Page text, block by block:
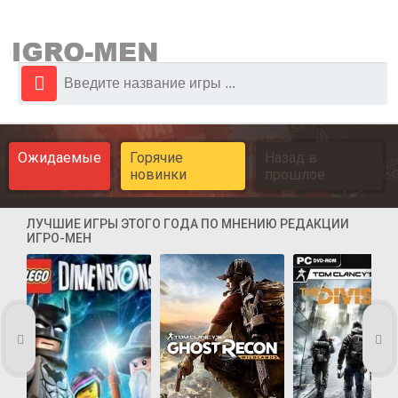
Ожидаемые
Горячие
новинки
Назад в
прошлое
ЛУЧШИЕ ИГРЫ ЭТОГО ГОДА ПО МНЕНИЮ РЕДАКЦИИ
ИГРО-МЕН